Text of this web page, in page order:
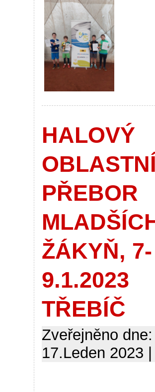
HALOVÝ
PŘEBOR
ŽÁKYŇ, 7-
9.1.2023
TŘEBÍČ
Zveřejněno dne:
17.Leden 2023 |